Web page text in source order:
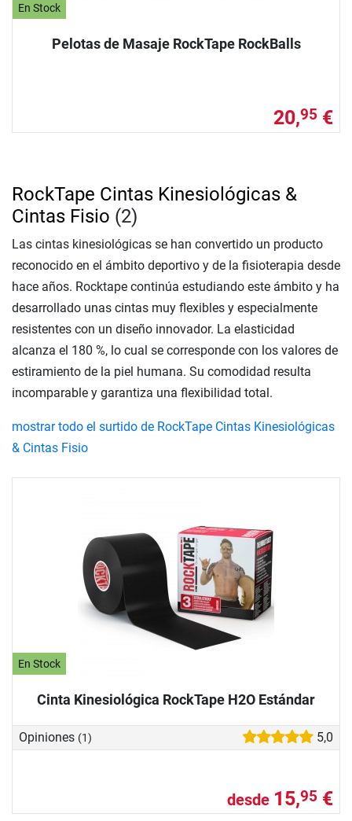
En Stock
Pelotas de Masaje RockTape RockBalls
20,95 €
En Stock
Cinta Kinesiológica RockTape H2O Estándar
Opiniones (1) 5,0
desde 15,95 €
RockTape Cintas Kinesiológicas &
Cintas Fisio (2)
Las cintas kinesiológicas se han convertido un producto
reconocido en el ámbito deportivo y de la fisioterapia desde
hace años. Rocktape continúa estudiando este ámbito y ha
desarrollado unas cintas muy flexibles y especialmente
resistentes con un diseño innovador. La elasticidad
alcanza el 180 %, lo cual se corresponde con los valores de
estiramiento de la piel humana. Su comodidad resulta
incomparable y garantiza una flexibilidad total.
mostrar todo el surtido de RockTape Cintas Kinesiológicas
& Cintas Fisio